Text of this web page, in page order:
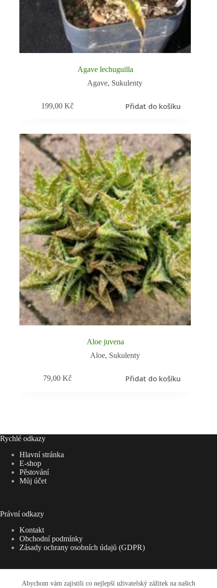
Abychom vám zajistili co nejlepší uživatelský zážitek na našich
Agave lechuguilla
Agave, Sukulenty
199,00Kč Přidat do košíku
Aloe juvena
Aloe, Sukulenty
79,00Kč Přidat do košíku
Rychlé odkazy
Hlavní stránka
E-shop
Pěstování
Můj účet
Právní odkazy
Kontakt
Obchodní podmínky
Zásady ochrany osobních údajů (GDPR)